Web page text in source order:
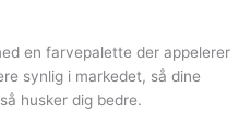
en farvepalette der appelerer
synlig i markedet, så dine
husker dig bedre.⁠